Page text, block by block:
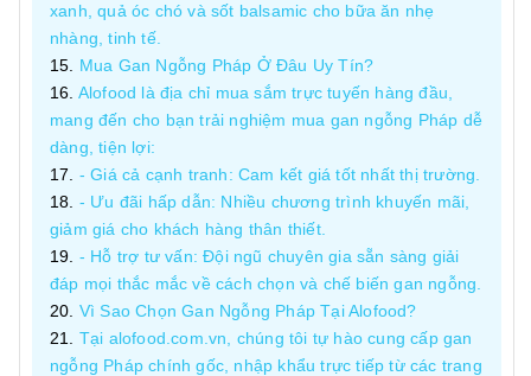
xanh, quả óc chó và sốt balsamic cho bữa ăn nhẹ
nhàng, tinh tế.
Mua Gan Ngỗng Pháp Ở Đâu Uy Tín?
Alofood là địa chỉ mua sắm trực tuyến hàng đầu,
mang đến cho bạn trải nghiệm mua gan ngỗng Pháp dễ
dàng, tiện lợi:
- Giá cả cạnh tranh: Cam kết giá tốt nhất thị trường.
- Ưu đãi hấp dẫn: Nhiều chương trình khuyến mãi,
giảm giá cho khách hàng thân thiết.
- Hỗ trợ tư vấn: Đội ngũ chuyên gia sẵn sàng giải
đáp mọi thắc mắc về cách chọn và chế biến gan ngỗng.
Vì Sao Chọn Gan Ngỗng Pháp Tại Alofood?
Tại alofood.com.vn, chúng tôi tự hào cung cấp gan
ngỗng Pháp chính gốc, nhập khẩu trực tiếp từ các trang